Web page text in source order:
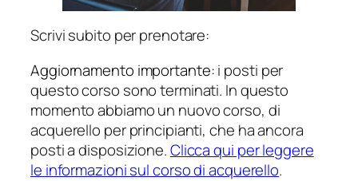
Scrivi subito per prenotare:
Aggiornamento importante: i posti per
questo corso sono terminati. In questo
momento abbiamo un nuovo corso, di
acquerello per principianti, che ha ancora
posti a disposizione.Clicca qui per leggere
le informazioni sul corso di acquerello.